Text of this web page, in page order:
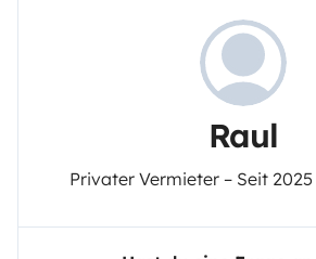
Raul
Privater Vermieter – Seit